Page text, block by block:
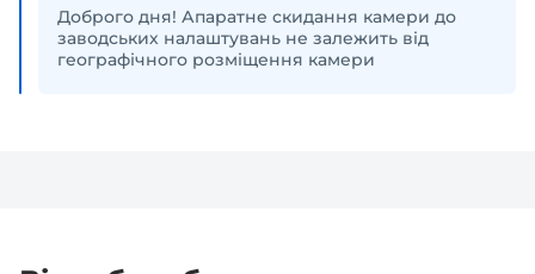
Доброго дня! Апаратне скидання камери до
заводських налаштувань не залежить від
географічного розміщення камери